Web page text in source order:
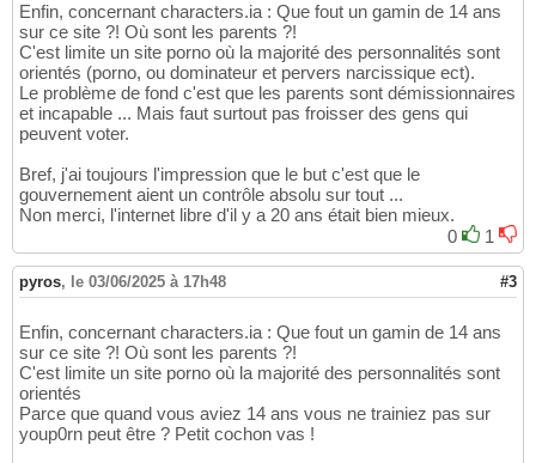
Enfin, concernant characters.ia : Que fout un gamin de 14 ans
sur ce site ?! Où sont les parents ?!
C'est limite un site porno où la majorité des personnalités sont
orientés (porno, ou dominateur et pervers narcissique ect).
Le problème de fond c'est que les parents sont démissionnaires
et incapable ... Mais faut surtout pas froisser des gens qui
peuvent voter.
Bref, j'ai toujours l'impression que le but c'est que le
gouvernement aient un contrôle absolu sur tout ...
Non merci, l'internet libre d'il y a 20 ans était bien mieux.
0
1
pyros, le 03/06/2025 à 17h48 #3
Enfin, concernant characters.ia : Que fout un gamin de 14 ans
sur ce site ?! Où sont les parents ?!
C'est limite un site porno où la majorité des personnalités sont
orientés
Parce que quand vous aviez 14 ans vous ne trainiez pas sur
youp0rn peut être ? Petit cochon vas !